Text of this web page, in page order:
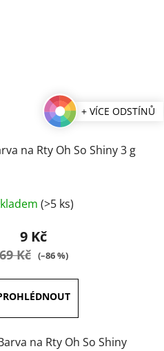
+ VÍCE ODSTÍNŮ
na Rty Oh So Shiny 3 g
hodnocení
produktu
5
hvězdiček.
(>5 ks)
9 Kč
Kč (–86 %)
na Rty Oh So Shiny